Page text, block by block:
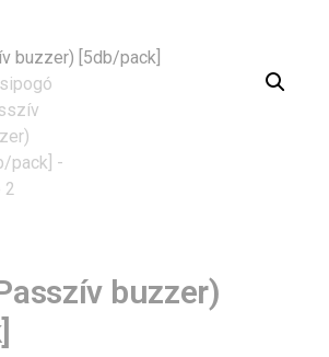
buzzer)